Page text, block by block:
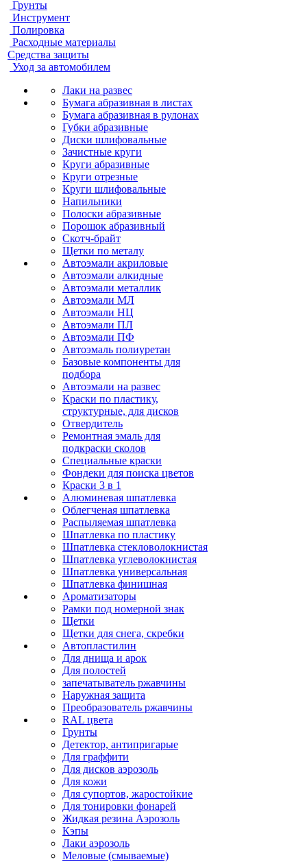
Грунты
Инструмент
Полировка
Расходные материалы
Средства защиты
Уход за автомобилем
Лаки на развес
Бумага абразивная в листах
Бумага абразивная в рулонах
Губки абразивные
Диски шлифовальные
Зачистные круги
Круги абразивные
Круги отрезные
Круги шлифовальные
Напильники
Полоски абразивные
Порошок абразивный
Скотч-брайт
Щетки по металу
Автоэмали акриловые
Автоэмали алкидные
Автоэмали металлик
Автоэмали МЛ
Автоэмали НЦ
Автоэмали ПЛ
Автоэмали ПФ
Автоэмаль полиуретан
Базовые компоненты для
подбора
Автоэмали на развес
Краски по пластику,
структурные, для дисков
Отвердитель
Ремонтная эмаль для
подкраски сколов
Специальные краски
Фондеки для поиска цветов
Краски 3 в 1
Алюминевая шпатлевка
Облегченая шпатлевка
Распыляемая шпатлевка
Шпатлевка по пластику
Шпатлевка стекловолокнистая
Шпатлевка углеволокнистая
Шпатлевка универсальная
Шпатлевка финишная
Ароматизаторы
Рамки под номерной знак
Щетки
Щетки для снега, скребки
Автопластилин
Для днища и арок
Для полостей
запечатыватель ржавчины
Наружная защита
Преобразователь ржавчины
RAL цвета
Грунты
Детектор, антипригарые
Для граффити
Для дисков аэрозоль
Для кожи
Для супортов, жаростойкие
Для тонировки фонарей
Жидкая резина Аэрозоль
Кэпы
Лаки аэрозоль
Меловые (смываемые)